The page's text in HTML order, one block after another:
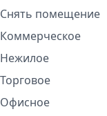
Снять помещение
Коммерческое
Нежилое
Торговое
Офисное